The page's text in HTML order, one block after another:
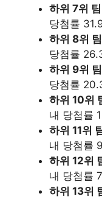
하위 7위 팀
당첨률
하위 8위 팀
당첨률
하위 9위 팀
당첨률
하위 10위
내 당첨률
하위 11위
내 당첨률
하위 12위
내 당첨률
하위 13위